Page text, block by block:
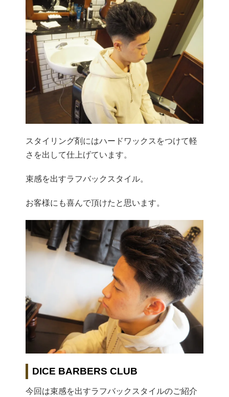
スタイリング剤にはハードワックスをつけて軽
さを出して仕上げています。
束感を出すラフバックスタイル。
お客様にも喜んで頂けたと思います。
DICE BARBERS CLUB
今回は束感を出すラフバックスタイルのご紹介